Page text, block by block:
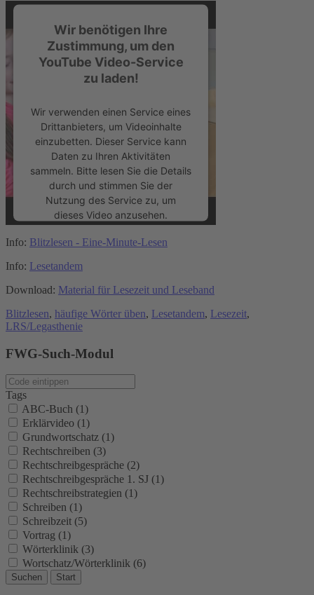
Wir benötigen Ihre
Zustimmung, um den
YouTube Video-Service
zu laden!
Wir verwenden einen Service eines
Drittanbieters, um Videoinhalte
einzubetten. Dieser Service kann
Daten zu Ihren Aktivitäten
sammeln. Bitte lesen Sie die Details
durch und stimmen Sie der
Nutzung des Service zu, um
dieses Video anzusehen.
Mehr Informationen
Akzeptieren
powered byUsercentrics Consent
Management Platform
Info: Blitzlesen - Eine-Minute-Lesen
Info: Lesetandem
Download: Material für Lesezeit und Leseband
Blitzlesen, häufige Wörter üben, Lesetandem, Lesezeit,
LRS/Legasthenie
FWG-Such-Modul
Tags
ABC-Buch (1)
Erklärvideo (1)
Grundwortschatz (1)
Rechtschreiben (3)
Rechtschreibgespräche (2)
Rechtschreibgespräche 1. SJ (1)
Rechtschreibstrategien (1)
Schreiben (1)
Schreibzeit (5)
Vortrag (1)
Wörterklinik (3)
Wortschatz/Wörterklinik (6)
Suchen Start